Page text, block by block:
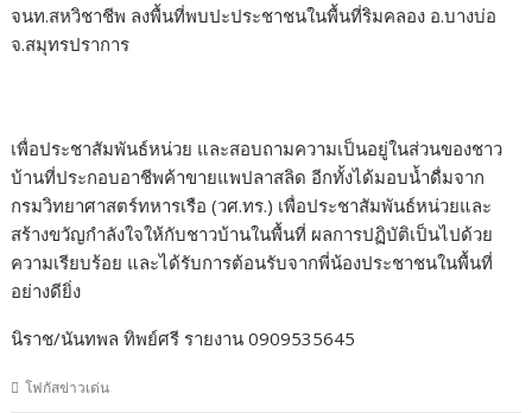
จนท.สหวิชาชีพ ลงพื้นที่พบปะประชาชนในพื้นที่ริมคลอง อ.บางบ่อ
จ.สมุทรปราการ
เพื่อประชาสัมพันธ์หน่วย และสอบถามความเป็นอยู่ในส่วนของชาว
บ้านที่ประกอบอาชีพค้าขายแพปลาสลิด อีกทั้งได้มอบน้ำดื่มจาก
กรมวิทยาศาสตร์ทหารเรือ (วศ.ทร.) เพื่อประชาสัมพันธ์หน่วยและ
สร้างขวัญกำลังใจให้กับชาวบ้านในพื้นที่ ผลการปฏิบัติเป็นไปด้วย
ความเรียบร้อย และได้รับการต้อนรับจากพี่น้องประชาชนในพื้นที่
อย่างดียิ่ง
นิราช/นันทพล ทิพย์ศรี รายงาน 0909535645
โฟกัสข่าวเด่น